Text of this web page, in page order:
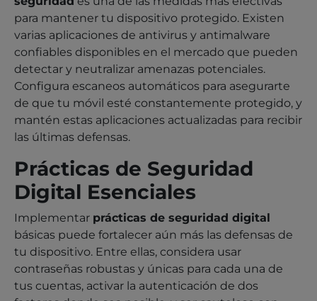
para mantener tu dispositivo protegido. Existen
varias aplicaciones de antivirus y antimalware
confiables disponibles en el mercado que pueden
detectar y neutralizar amenazas potenciales.
Configura escaneos automáticos para asegurarte
de que tu móvil esté constantemente protegido, y
mantén estas aplicaciones actualizadas para recibir
las últimas defensas.
Prácticas de Seguridad
Digital Esenciales
Implementar prácticas de seguridad digital
básicas puede fortalecer aún más las defensas de
tu dispositivo. Entre ellas, considera usar
contraseñas robustas y únicas para cada una de
tus cuentas, activar la autenticación de dos